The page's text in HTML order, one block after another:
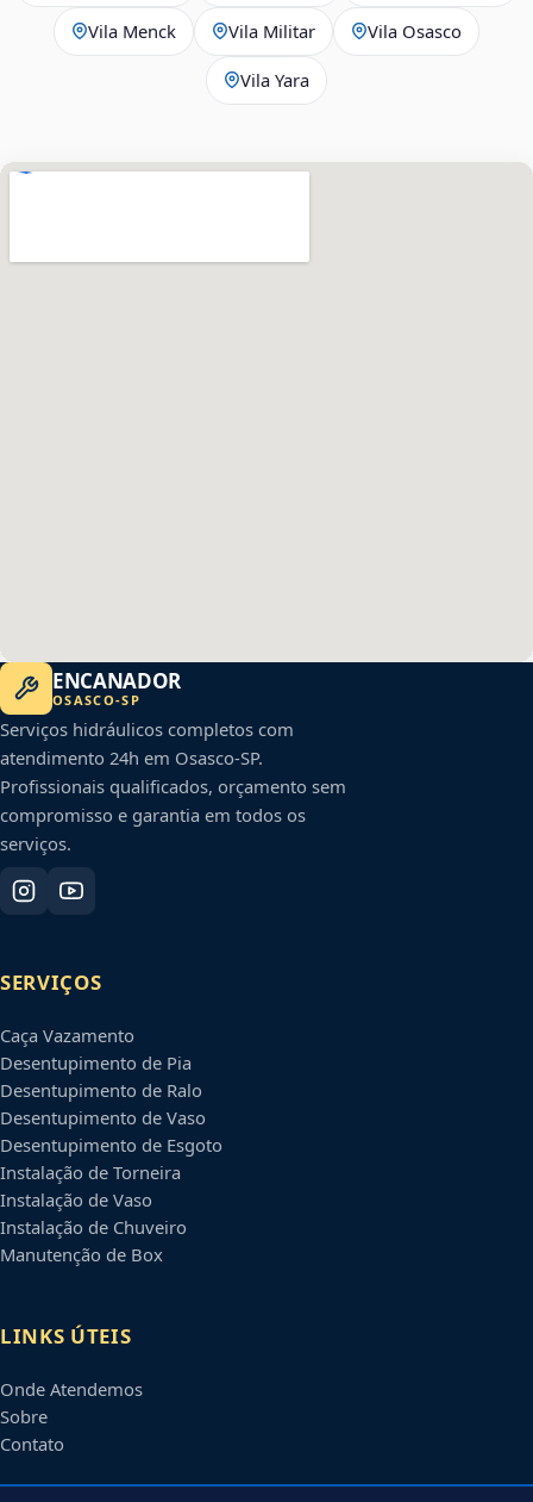
Vila Menck Vila Militar Vila Osasco
Vila Yara
ENCANADOR
OSASCO-SP
Serviços hidráulicos completos com
atendimento 24h em Osasco-SP.
Profissionais qualificados, orçamento sem
compromisso e garantia em todos os
serviços.
SERVIÇOS
Caça Vazamento
Desentupimento de Pia
Desentupimento de Ralo
Desentupimento de Vaso
Desentupimento de Esgoto
Instalação de Torneira
Instalação de Vaso
Instalação de Chuveiro
Manutenção de Box
LINKS ÚTEIS
Onde Atendemos
Sobre
Contato